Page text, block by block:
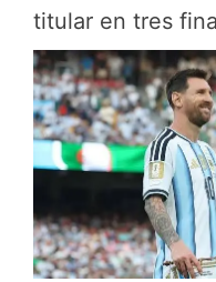
titular en tres